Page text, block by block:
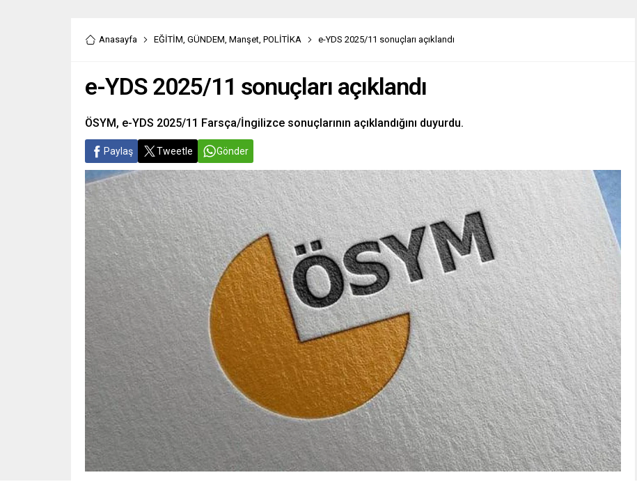
Anasayfa EĞİTİM GÜNDEM Manşet POLİTİKA e-YDS 2025/11 sonuçları açıklandı
e-YDS 2025/11 sonuçları açıklandı
ÖSYM, e-YDS 2025/11 Farsça/İngilizce sonuçlarının açıklandığını duyurdu.
Paylaş Tweetle Gönder